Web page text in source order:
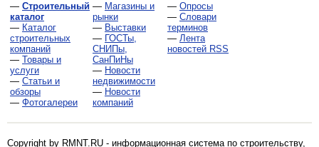
— Строительный
каталог
— Каталог
строительных
компаний
— Товары и
услуги
— Статьи и
обзоры
— Фотогалереи
— Магазины и
рынки
— Выставки
— ГОСТы,
СНИПы,
СанПиНы
— Новости
недвижимости
— Новости
компаний
— Опросы
— Словари
терминов
— Лента
новостей RSS
Copyright by RMNT.RU - информационная система по строительству,